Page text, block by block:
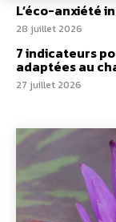
L’éco-anxiété
28 juillet 2026
7 indicateurs
adaptées au
27 juillet 2026